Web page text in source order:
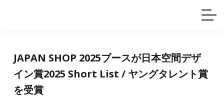
使用例
目的別一覧
シーン別一覧
技術サポート
製品の安全と品質について
JAPAN SHOP 2025ブースが日本空間デザ
イン賞2025 Short List / ヤングタレント賞
を受賞